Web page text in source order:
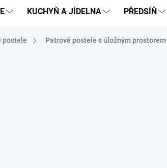
KUCHYŇ A JÍDELNA PŘEDSÍŇ
postele Patrové postele s úložným prostorem